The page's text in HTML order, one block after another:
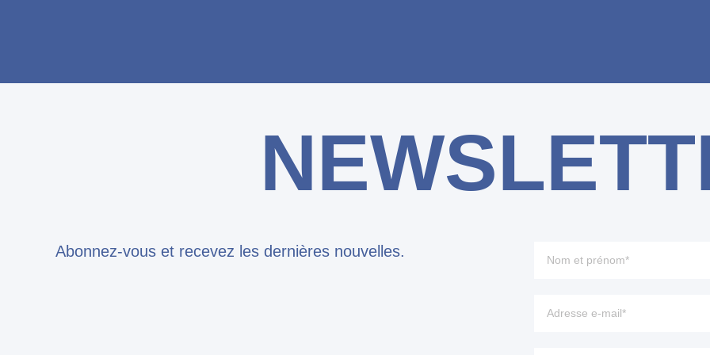
Abonnez-vous et recevez les dernières nouvelles.